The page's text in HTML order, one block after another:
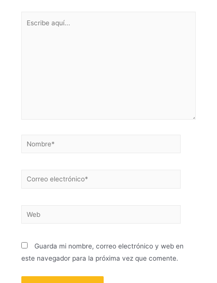
Guarda mi nombre, correo electrónico y web en
este navegador para la próxima vez que comente.